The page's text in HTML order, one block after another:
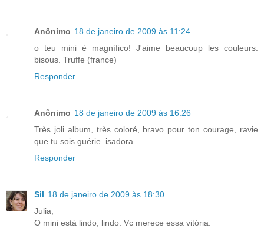
Anônimo 18 de janeiro de 2009 às 11:24
o teu mini é magnífico! J'aime beaucoup les couleurs.
bisous. Truffe (france)
Responder
Anônimo 18 de janeiro de 2009 às 16:26
Très joli album, très coloré, bravo pour ton courage, ravie
que tu sois guérie. isadora
Responder
Sil 18 de janeiro de 2009 às 18:30
Julia,
O mini está lindo, lindo. Vc merece essa vitória.